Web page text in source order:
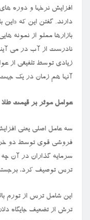
افزایش نرخها و دوره
دارند. گفتن این که
بازارها مملو از نمونه
نادرست از آب در می
زیادی توسط تلفیقی از
آنها هم زمان در یک
عوامل موثر بر قیمت طلا
سه عامل اصلی یعنی
فروشی قوی توسط دو
سرمایه گذاران در آن
ترس توصیف کرد،
این شامل ترس از تورم
ترش از تضعیف جایگاه